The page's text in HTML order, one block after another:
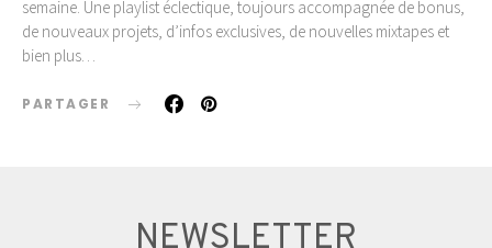
semaine. Une playlist éclectique, toujours accompagnée de bonus,
de nouveaux projets, d’infos exclusives, de nouvelles mixtapes et
bien plus…
PARTAGER
NEWSLETTER